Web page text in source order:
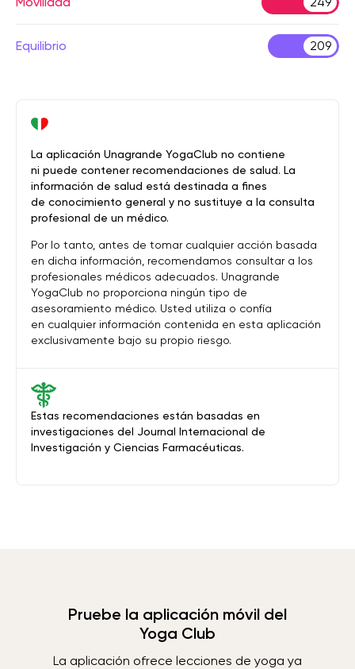
Equilibrio 209
Estas recomendaciones están basadas en
investigaciones del Journal Internacional de
Investigación y Ciencias Farmacéuticas.
La aplicación Unagrande YogaClub no contiene
ni puede contener recomendaciones de salud. La
información de salud está destinada a fines
de conocimiento general y no sustituye a la consulta
profesional de un médico.
Por lo tanto, antes de tomar cualquier acción basada
en dicha información, recomendamos consultar a los
profesionales médicos adecuados. Unagrande
YogaClub no proporciona ningún tipo de
asesoramiento médico. Usted utiliza o confía
en cualquier información contenida en esta aplicación
exclusivamente bajo su propio riesgo.
Pruebe la aplicación móvil del
Yoga Club
La aplicación ofrece lecciones de yoga ya